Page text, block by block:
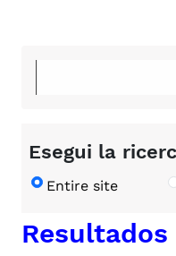
Esegui la
Entire site